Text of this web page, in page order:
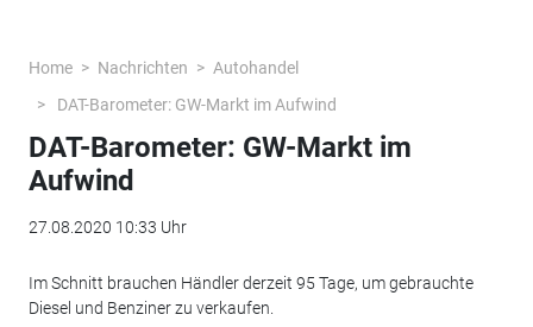
Home Nachrichten
Autohandel
DAT-Barometer: GW-Markt im Aufwind
DAT-Barometer: GW-Markt im
Aufwind
27.08.2020 10:33 Uhr
Im Schnitt brauchen Händler derzeit 95 Tage, um gebrauchte
Diesel und Benziner zu verkaufen.